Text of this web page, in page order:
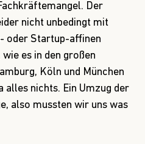
Der
nicht unbedingt mit
oder Startup-affinen
es in den großen
Köln und München
alles nichts. Ein Umzug der
also mussten wir uns was